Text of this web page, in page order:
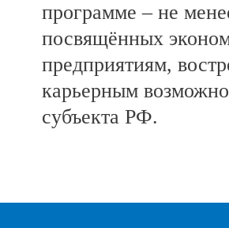
программе – не
посвящённых
предприятиям,
карьерным
субъекта РФ.